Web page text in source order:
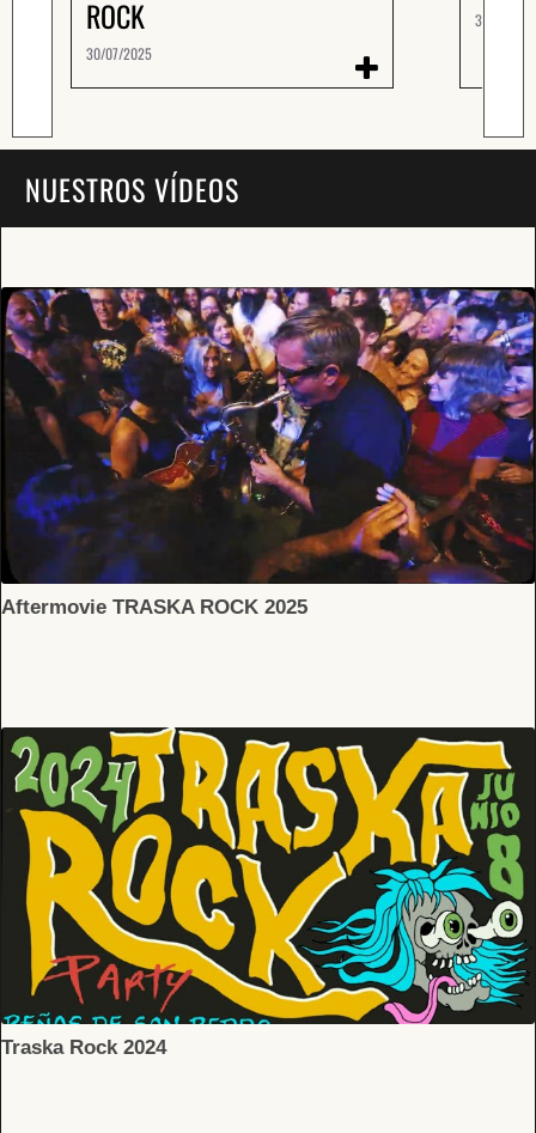
ROCK
30/07/2025
30/07/
NUESTROS VÍDEOS
Aftermovie TRASKA ROCK 2025
Traska Rock 2024